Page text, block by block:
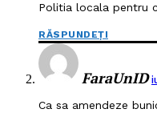
Politia locala pentru
RĂSPUNDEȚI
FaraUnID
Ca sa amendeze